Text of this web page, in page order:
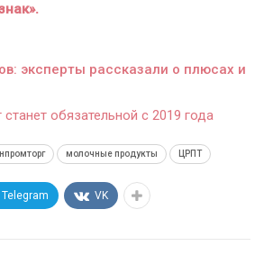
эксперты рассказали о плюсах и
обязательной с 2019 года
молочные продукты ЦРПТ
Telegram VK